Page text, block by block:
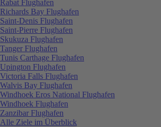
Rabat Flughafen
Richards Bay Flughafen
Saint-Denis Flughafen
Saint-Pierre Flughafen
Skukuza Flughafen
Tanger Flughafen
Tunis Carthage Flughafen
Upington Flughafen
Victoria Falls Flughafen
Walvis Bay Flughafen
Windhoek Eros National Flughafen
Windhoek Flughafen
Zanzibar Flughafen
Alle Ziele im Überblick